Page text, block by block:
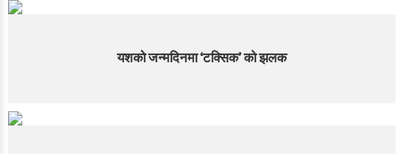
यशको जन्मदिनमा ‘टक्सिक’ को झलक